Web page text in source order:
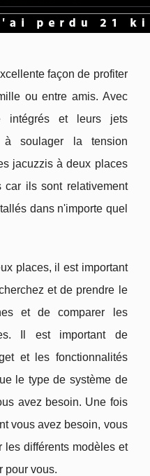
façon de profiter
ou entre amis. Avec
intégrés et leurs jets
à soulager la tension
jacuzzis à deux places
car ils sont relativement
dans n'importe quel
places, il est important
et de prendre le
et de comparer les
Il est important de
et les fonctionnalités
le type de système de
avez besoin. Une fois
vous avez besoin, vous
les différents modèles et
pour vous.